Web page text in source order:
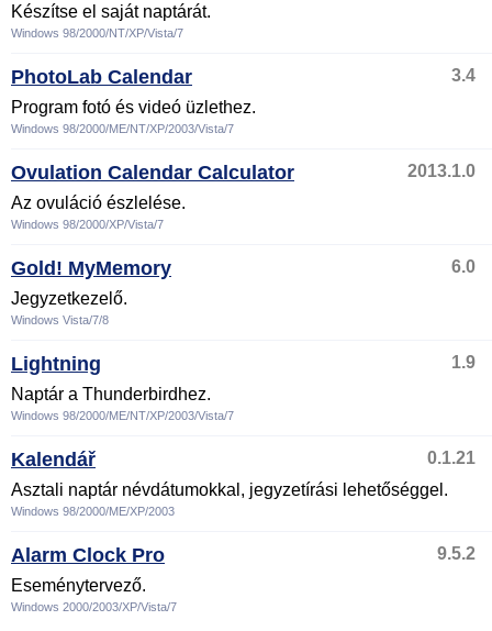
Készítse el saját naptárát.
Windows 98/2000/NT/XP/Vista/7
PhotoLab Calendar
3.4
Program fotó és videó üzlethez.
Windows 98/2000/ME/NT/XP/2003/Vista/7
Ovulation Calendar Calculator
2013.1.0
Az ovuláció észlelése.
Windows 98/2000/XP/Vista/7
Gold! MyMemory
6.0
Jegyzetkezelő.
Windows Vista/7/8
Lightning
1.9
Naptár a Thunderbirdhez.
Windows 98/2000/ME/NT/XP/2003/Vista/7
Kalendář
0.1.21
Asztali naptár névdátumokkal, jegyzetírási lehetőséggel.
Windows 98/2000/ME/XP/2003
Alarm Clock Pro
9.5.2
Eseménytervező.
Windows 2000/2003/XP/Vista/7